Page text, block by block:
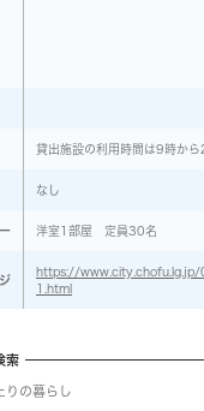
貸出施設の利用時間は9時か
なし
洋室1部屋 定員30名
https://
1.html
索
りの暮らし